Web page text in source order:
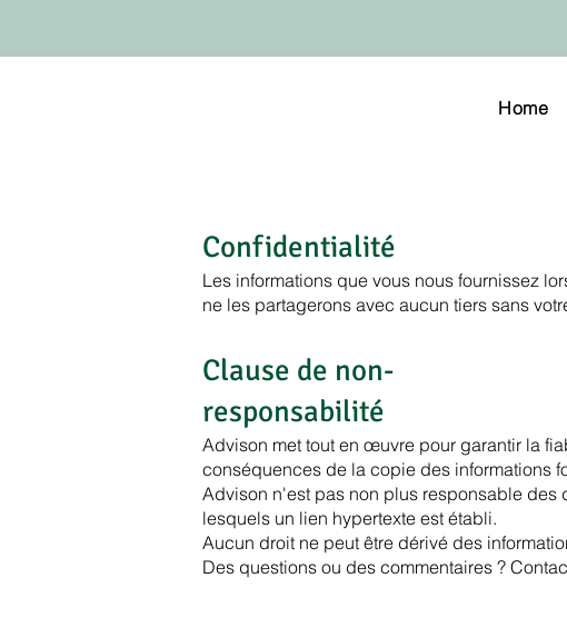
Home
Confidentialité
Les informations que vous nous fournissez
ne les partagerons avec aucun tiers sans
Clause de non-
responsabilité
Advison met tout en œuvre pour garantir la
conséquences de la copie des informations
Advison n'est pas non plus responsable des
lesquels un lien hypertexte est établi.
Aucun droit ne peut être dérivé des
Des questions ou des commentaires ?